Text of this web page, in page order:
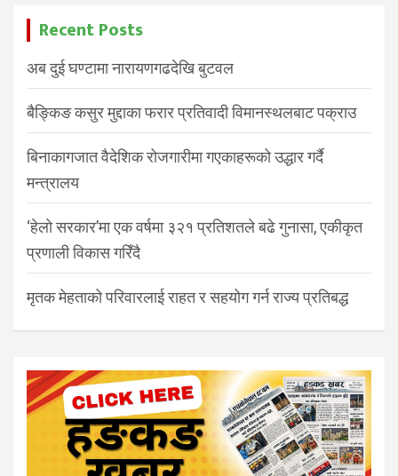
Recent Posts
अब दुई घण्टामा नारायणगढदेखि बुटवल
बैङ्किङ कसुर मुद्दाका फरार प्रतिवादी विमानस्थलबाट पक्राउ
बिनाकागजात वैदेशिक रोजगारीमा गएकाहरूको उद्धार गर्दै
मन्त्रालय
‘हेलो सरकार’मा एक वर्षमा ३२१ प्रतिशतले बढे गुनासा, एकीकृत
प्रणाली विकास गरिँदै
मृतक मेहताको परिवारलाई राहत र सहयोग गर्न राज्य प्रतिबद्ध